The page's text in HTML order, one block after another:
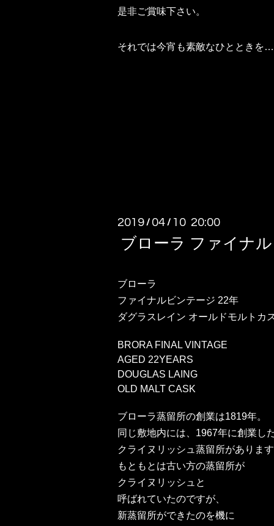
是非ご賞味下さい。
それでは今宵も素敵なひとときを…
2019 / 04 / 10 20:00
ブローラ ファイナ
ブローラ
ファイナルビンテージ 22年
ダグラスレイン オールドモルトカ
BRORA FINAL VINTAGE
AGED 22YEARS
DOUGLAS LAING
OLD MALT CASK
ブローラ蒸留所の創業は1819年。
同じ敷地内には、1967年に創業し
クライヌリッシュ蒸留所がありま
もともとは古い方の蒸留所が
クライヌリッシュと
呼ばれていたのですが、
新蒸留所ができたのを機に